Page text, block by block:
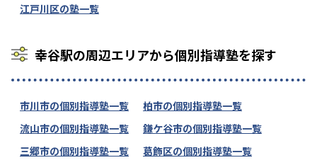
江戸川区の塾一覧
幸谷駅の周辺エリアから個別指導塾を探す
市川市の個別指導塾一覧
柏市の個別指導塾一覧
流山市の個別指導塾一覧
鎌ケ谷市の個別指導塾一覧
三郷市の個別指導塾一覧
葛飾区の個別指導塾一覧